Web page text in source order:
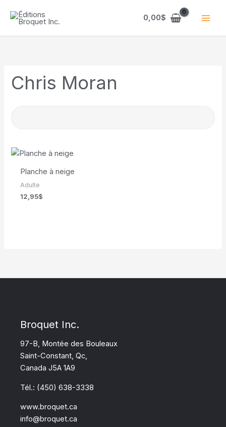
0,00$
Chris Moran
Planche à neige
Adulte
12,95$
Broquet Inc.
97-B, Montée des Bouleaux
Saint-Constant, Qc,
Canada J5A 1A9
Tél.: (450) 638-3338
www.broquet.ca
info@broquet.ca